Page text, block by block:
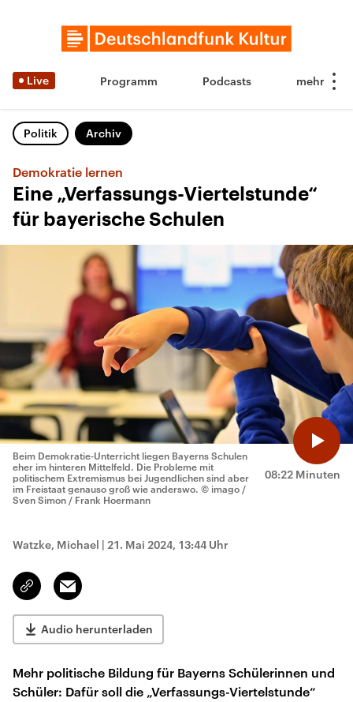
Live Programm Podcasts
Politik Archiv
Demokratie lernen
Eine „Verfassungs-Viertelstunde“
für bayerische Schulen
08:22 Minuten
Beim Demokratie-Unterricht liegen Bayerns Schulen
eher im hinteren Mittelfeld. Die Probleme mit
politischem Extremismus bei Jugendlichen sind aber
im Freistaat genauso groß wie anderswo. © imago /
Sven Simon / Frank Hoermann
Watzke, Michael | 21. Mai 2024, 13:44 Uhr
Link
kopieren/teilen
Email
Audio herunterladen
Mehr politische Bildung für Bayerns Schülerinnen und
Schüler: Dafür soll die „Verfassungs-Viertelstunde“